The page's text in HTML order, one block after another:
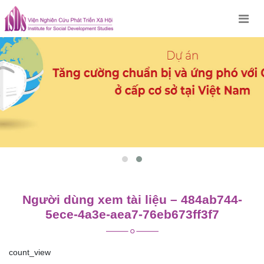
Skip
to
content
Người dùng xem tài liệu – 484ab744-
5ece-4a3e-aea7-76eb673ff3f7
count_view